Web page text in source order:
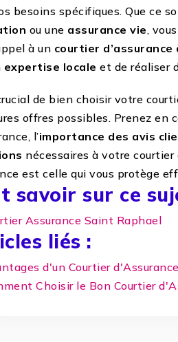
besoins spécifiques. Que ce
ou une assurance vie,
à un courtier d’assurance
expertise locale et de réaliser
de bien choisir votre
offres possibles. Prenez en
l’importance des avis
nécessaires à votre courtier
est celle qui vous protège
savoir sur ce
Assurance Saint Raphael
liés :
d'un Courtier
Choisir le Bon Courtier